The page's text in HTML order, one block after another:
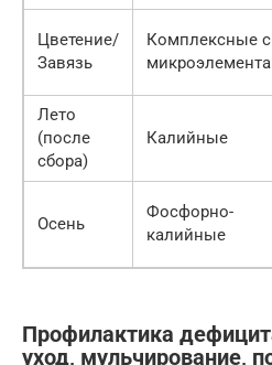
Цветение/
Завязь
Комплексные с
Лето
(после
сбора)
Калийные
Осень
Фосфорно-
калийные
Профилактика
уход, мульчирование,